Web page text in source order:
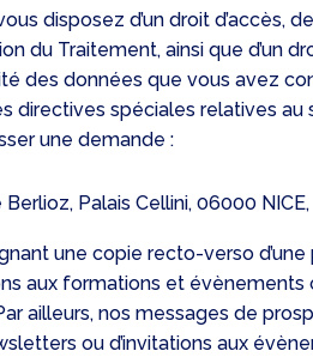
disposez d’un droit d’accès,
du Traitement, ainsi que d’un
des données que vous avez
directives spéciales relatives
une demande :
Palais Cellini, 06000 NICE,
une copie recto-verso
aux formations et
ailleurs, nos messages de
ou d’invitations aux